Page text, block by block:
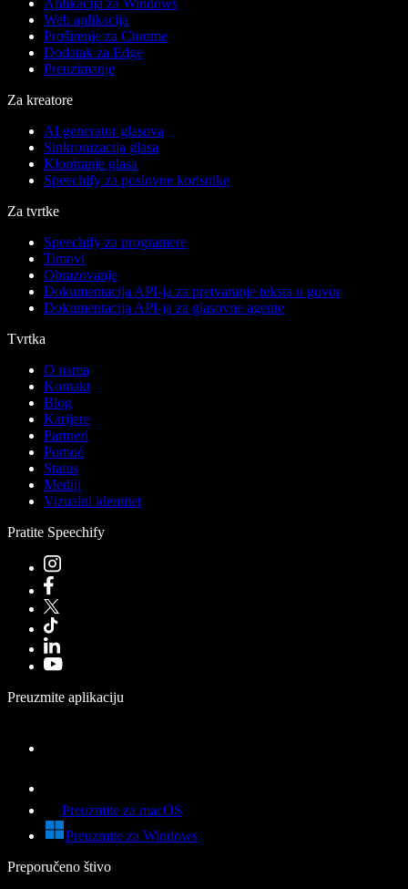
Aplikacija za Windows
Web aplikacija
Proširenje za Chrome
Dodatak za Edge
Preuzimanje
Za kreatore
AI generator glasova
Sinkronizacija glasa
Kloniranje glasa
Speechify za poslovne korisnike
Za tvrtke
Speechify za programere
Timovi
Obrazovanje
Dokumentacija API-ja za pretvaranje teksta u govor
Dokumentacija API-ja za glasovne agente
Tvrtka
O nama
Kontakt
Blog
Karijere
Partneri
Pomoć
Status
Mediji
Vizualni identitet
Pratite Speechify
Preuzmite aplikaciju
Preuzmite za macOS
Preuzmite za Windows
Preporučeno štivo